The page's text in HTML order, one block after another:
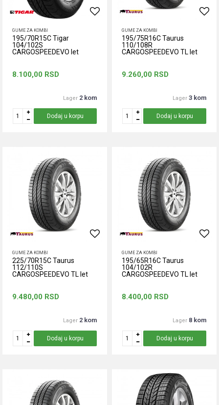
GUME ZA KOMBI
195/70R15C Tigar
104/102S
CARGOSPEEDEVO let
8.100,00 RSD
Lager 2 kom
Dodaj u korpu
GUME ZA KOMBI
195/75R16C Taurus
110/108R
CARGOSPEEDEVO TL let
9.260,00 RSD
Lager 3 kom
Dodaj u korpu
GUME ZA KOMBI
225/70R15C Taurus
112/110S
CARGOSPEEDEVO TL let
9.480,00 RSD
Lager 2 kom
Dodaj u korpu
GUME ZA KOMBI
195/65R16C Taurus
104/102R
CARGOSPEEDEVO TL let
8.400,00 RSD
Lager 8 kom
Dodaj u korpu